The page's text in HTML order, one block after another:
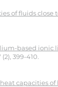
of fluids
based ionic
399-410.
capacities